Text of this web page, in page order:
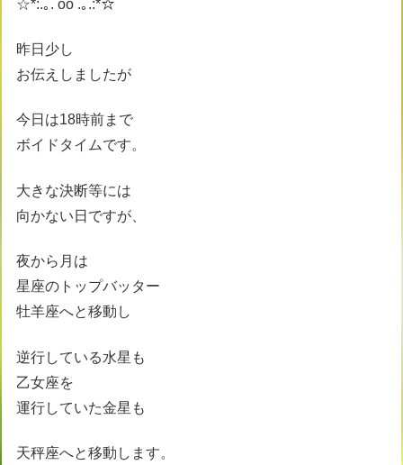
☆*:.｡. oo .｡.:*☆
昨日少し
お伝えしましたが
今日は18時前まで
ボイドタイムです。
大きな決断等には
向かない日ですが、
夜から月は
星座のトップバッター
牡羊座へと移動し
逆行している水星も
乙女座を
運行していた金星も
天秤座へと移動します。